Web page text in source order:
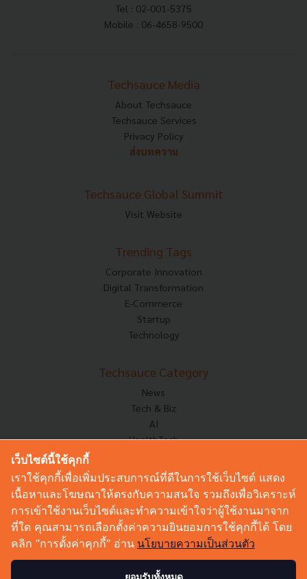
Tel : 02-001-5375
Mobile : 06-4658-9500
Techsauce Media
About Techsauce
Techsauce Services
Privacy Policy
ส่งบทความ
Techsauce Global Summit
Visit Website
Trending Tags
Corporate Innovation
Digital Transformation
E-Commerce
Startup
Technology
Techsauce Category
News
Tech & Biz
AI
HealthTech
Corp Innov
Saucy Thoughts
Sustainable
Videos
Podcast
เว็บไซต์นี้ใช้คุกกี้
เราใช้คุกกี้เพื่อเพิ่มประสบการณ์ที่ดีในการใช้เว็บไซต์ แสดง
เนื้อหาและโฆษณาให้ตรงกับความสนใจ รวมถึงเพื่อวิเคราะห์
การเข้าใช้งานเว็บไซต์และทำความเข้าใจว่าผู้ใช้งานมาจาก
ที่ใด คุณสามารถเลือกตั้งค่าความยินยอมการใช้คุกกี้ได้ โดย
คลิก “การตั้งค่าคุกกี้” อ่าน นโยบายความเป็นส่วนตัว
ยอมรับทั้งหมด